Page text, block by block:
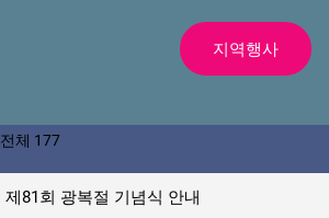
지역행사
전체 177
제81회 광복절 기념식 안내